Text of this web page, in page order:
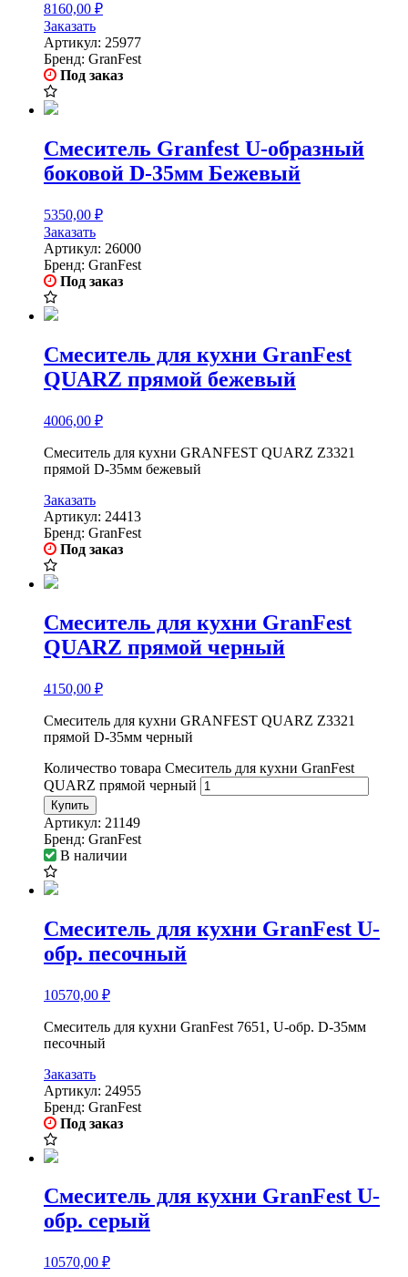
8160,00 ₽
Заказать
Артикул: 25977
Бренд: GranFest
Под заказ
Смеситель Granfest U-образный
боковой D-35мм Бежевый
5350,00 ₽
Заказать
Артикул: 26000
Бренд: GranFest
Под заказ
Смеситель для кухни GranFest
QUARZ прямой бежевый
4006,00 ₽
Смеситель для кухни GRANFEST QUARZ Z3321
прямой D-35мм бежевый
Заказать
Артикул: 24413
Бренд: GranFest
Под заказ
Смеситель для кухни GranFest
QUARZ прямой черный
4150,00 ₽
Смеситель для кухни GRANFEST QUARZ Z3321
прямой D-35мм черный
Количество товара Смеситель для кухни GranFest
QUARZ прямой черный
Купить
Артикул: 21149
Бренд: GranFest
В наличии
Смеситель для кухни GranFest U-
обр. песочный
10570,00 ₽
Смеситель для кухни GranFest 7651, U-обр. D-35мм
песочный
Заказать
Артикул: 24955
Бренд: GranFest
Под заказ
Смеситель для кухни GranFest U-
обр. серый
10570,00 ₽